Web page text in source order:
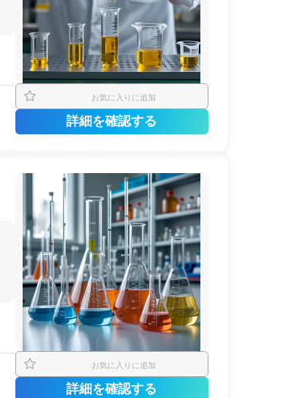
お気に入りに追加
詳細を確認する
お気に入りに追加
詳細を確認する